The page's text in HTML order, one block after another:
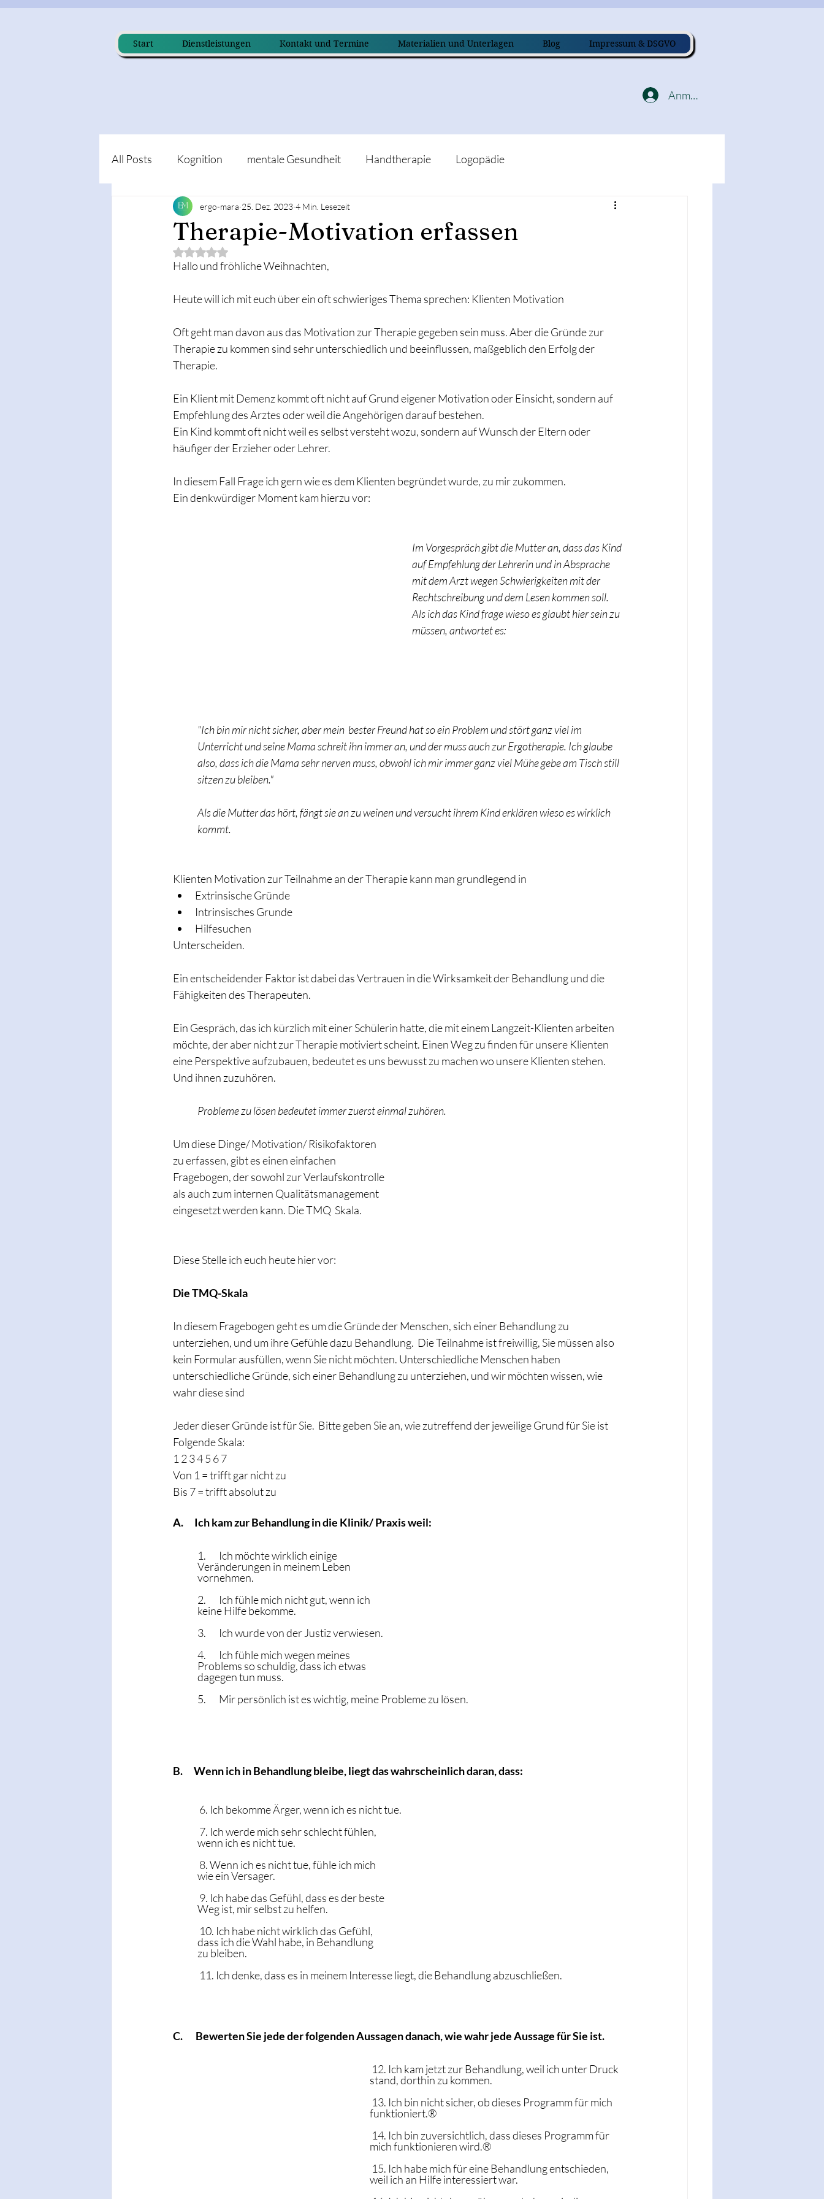
Start Dienstleistungen Kontakt und Termine Materialien und Unterlagen Blog Impressum & DSGVO
Anmelden
All Posts Kognition mentale Gesundheit Handtherapie Logopädie
Therapie-Motivation erfassen
ergo-mara 25. Dez. 2023 4 Min. Lesezeit
Mit NaN von 5 Sternen bewertet.
Hallo und fröhliche Weihnachten,
Heute will ich mit euch über ein oft schwieriges Thema sprechen: Klienten Motivation
Oft geht man davon aus das Motivation zur Therapie gegeben sein muss. Aber die Gründe zur
Therapie zu kommen sind sehr unterschiedlich und beeinflussen, maßgeblich den Erfolg der
Therapie.
Ein Klient mit Demenz kommt oft nicht auf Grund eigener Motivation oder Einsicht, sondern auf
Empfehlung des Arztes oder weil die Angehörigen darauf bestehen.
Ein Kind kommt oft nicht weil es selbst versteht wozu, sondern auf Wunsch der Eltern oder
häufiger der Erzieher oder Lehrer.
In diesem Fall Frage ich gern wie es dem Klienten begründet wurde, zu mir zukommen.
Ein denkwürdiger Moment kam hierzu vor:
Im Vorgespräch gibt die Mutter an, dass das Kind
auf Empfehlung der Lehrerin und in Absprache
mit dem Arzt wegen Schwierigkeiten mit der
Rechtschreibung und dem Lesen kommen soll.
Als ich das Kind frage wieso es glaubt hier sein zu
müssen, antwortet es:
"Ich bin mir nicht sicher, aber mein  bester Freund hat so ein Problem und stört ganz viel im
Unterricht und seine Mama schreit ihn immer an, und der muss auch zur Ergotherapie. Ich glaube
also, dass ich die Mama sehr nerven muss, obwohl ich mir immer ganz viel Mühe gebe am Tisch still
sitzen zu bleiben."
Als die Mutter das hört, fängt sie an zu weinen und versucht ihrem Kind erklären wieso es wirklich
kommt.
Klienten Motivation zur Teilnahme an der Therapie kann man grundlegend in
Extrinsische Gründe
Intrinsisches Grunde
Hilfesuchen
Unterscheiden.
Ein entscheidender Faktor ist dabei das Vertrauen in die Wirksamkeit der Behandlung und die
Fähigkeiten des Therapeuten.
Ein Gespräch, das ich kürzlich mit einer Schülerin hatte, die mit einem Langzeit-Klienten arbeiten
möchte, der aber nicht zur Therapie motiviert scheint. Einen Weg zu finden für unsere Klienten
eine Perspektive aufzubauen, bedeutet es uns bewusst zu machen wo unsere Klienten stehen.
Und ihnen zuzuhören.
Probleme zu lösen bedeutet immer zuerst einmal zuhören.
Um diese Dinge/ Motivation/ Risikofaktoren
zu erfassen, gibt es einen einfachen
Fragebogen, der sowohl zur Verlaufskontrolle
als auch zum internen Qualitätsmanagement
eingesetzt werden kann. Die TMQ  Skala.
Diese Stelle ich euch heute hier vor:
Die TMQ-Skala
In diesem Fragebogen geht es um die Gründe der Menschen, sich einer Behandlung zu
unterziehen, und um ihre Gefühle dazu Behandlung.  Die Teilnahme ist freiwillig, Sie müssen also
kein Formular ausfüllen, wenn Sie nicht möchten. Unterschiedliche Menschen haben
unterschiedliche Gründe, sich einer Behandlung zu unterziehen, und wir möchten wissen, wie
wahr diese sind
Jeder dieser Gründe ist für Sie.  Bitte geben Sie an, wie zutreffend der jeweilige Grund für Sie ist
Folgende Skala:
1 2 3 4 5 6 7
Von 1 = trifft gar nicht zu
Bis 7 = trifft absolut zu
A.      Ich kam zur Behandlung in die Klinik/ Praxis weil:
1.       Ich möchte wirklich einige
Veränderungen in meinem Leben
vornehmen.
2.       Ich fühle mich nicht gut, wenn ich
keine Hilfe bekomme.
3.       Ich wurde von der Justiz verwiesen.
4.       Ich fühle mich wegen meines
Problems so schuldig, dass ich etwas
dagegen tun muss.
5.       Mir persönlich ist es wichtig, meine Probleme zu lösen.
B.      Wenn ich in Behandlung bleibe, liegt das wahrscheinlich daran, dass:
6. Ich bekomme Ärger, wenn ich es nicht tue.
7. Ich werde mich sehr schlecht fühlen,
wenn ich es nicht tue.
8. Wenn ich es nicht tue, fühle ich mich
wie ein Versager.
9. Ich habe das Gefühl, dass es der beste
Weg ist, mir selbst zu helfen.
10. Ich habe nicht wirklich das Gefühl,
dass ich die Wahl habe, in Behandlung
zu bleiben.
11. Ich denke, dass es in meinem Interesse liegt, die Behandlung abzuschließen.
C.       Bewerten Sie jede der folgenden Aussagen danach, wie wahr jede Aussage für Sie ist.
12. Ich kam jetzt zur Behandlung, weil ich unter Druck
stand, dorthin zu kommen.
13. Ich bin nicht sicher, ob dieses Programm für mich
funktioniert.®
14. Ich bin zuversichtlich, dass dieses Programm für
mich funktionieren wird.®
15. Ich habe mich für eine Behandlung entschieden,
weil ich an Hilfe interessiert war.